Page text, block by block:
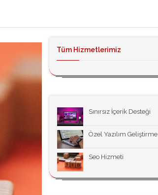
Tüm Hizmetlerimiz
Sınırsız İçerik Desteği
Özel Yazılım Geliştirme
Seo Hizmeti